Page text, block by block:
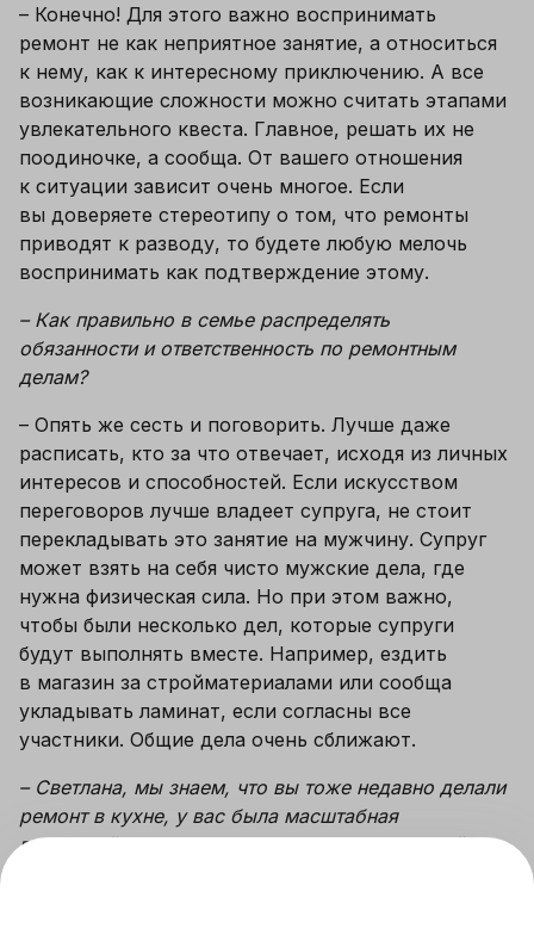
– Конечно! Для этого важно воспринимать
ремонт не как неприятное занятие, а относиться
к нему, как к интересному приключению. А все
возникающие сложности можно считать этапами
увлекательного квеста. Главное, решать их не
поодиночке, а сообща. От вашего отношения
к ситуации зависит очень многое. Если
вы доверяете стереотипу о том, что ремонты
приводят к разводу, то будете любую мелочь
воспринимать как подтверждение этому.
– Как правильно в семье распределять
обязанности и ответственность по ремонтным
делам?
– Опять же сесть и поговорить. Лучше даже
расписать, кто за что отвечает, исходя из личных
интересов и способностей. Если искусством
переговоров лучше владеет супруга, не стоит
перекладывать это занятие на мужчину. Супруг
может взять на себя чисто мужские дела, где
нужна физическая сила. Но при этом важно,
чтобы были несколько дел, которые супруги
будут выполнять вместе. Например, ездить
в магазин за стройматериалами или сообща
укладывать ламинат, если согласны все
участники. Общие дела очень сближают.
– Светлана, мы знаем, что вы тоже недавно делали
ремонт в кухне, у вас была масштабная
перестройка. Какая ситуация оказалась самой